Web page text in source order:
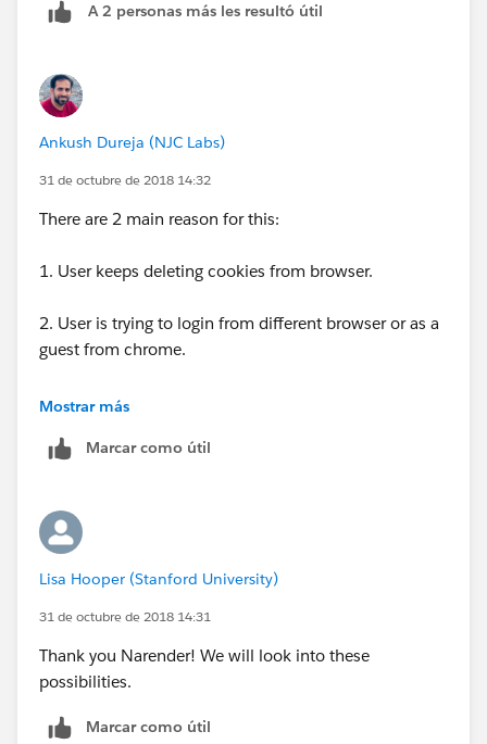
A 2 personas más les resultó útil
Ankush Dureja (NJC Labs)
31 de octubre de 2018 14:32
There are 2 main reason for this:
1. User keeps deleting cookies from browser.
2. User is trying to login from different browser or as a
guest from chrome.
Following are solutions:
1. change your broswer setting for cookie and use
2. Go to setup-> Network setting. Add your ip address.
You can also try following solutions:
id=000232553&type=1
Mostrar más
Marcar como útil
Lisa Hooper (Stanford University)
31 de octubre de 2018 14:31
Thank you Narender! We will look into these
possibilities.
Marcar como útil